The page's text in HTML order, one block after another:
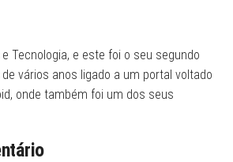
Tecnologia, e este foi o seu segundo
vários anos ligado a um portal voltado
onde também foi um dos seus